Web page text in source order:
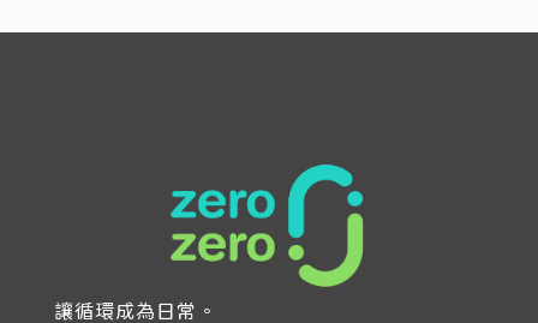
讓循環成為日常。